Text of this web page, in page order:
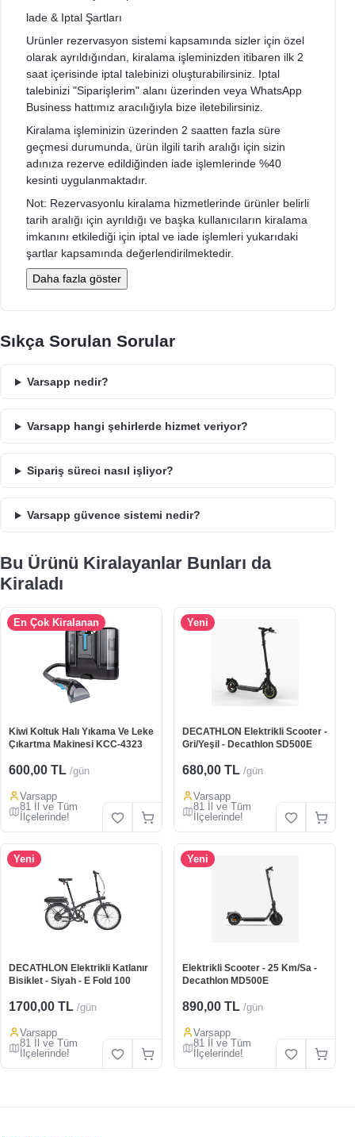
lade & Iptal Şartları
Urünler rezervasyon sistemi kapsamında sizler için özel
olarak ayrıldığından, kiralama işleminizden itibaren ilk 2
saat içerisinde iptal talebinizi oluşturabilirsiniz. Iptal
talebinizi "Siparişlerim" alanı üzerinden veya WhatsApp
Business hattımız aracılığıyla bize iletebilirsiniz.
Kiralama işleminizin üzerinden 2 saatten fazla süre
geçmesi durumunda, ürün ilgili tarih aralığı için sizin
adınıza rezerve edildiğinden iade işlemlerinde %40
kesinti uygulanmaktadır.
Not: Rezervasyonlu kiralama hizmetlerinde ürünler belirli
tarih aralığı için ayrıldığı ve başka kullanıcıların kiralama
imkanını etkilediği için iptal ve iade işlemleri yukarıdaki
şartlar kapsamında değerlendirilmektedir.
Daha fazla göster
Sıkça Sorulan Sorular
Varsapp nedir?
Varsapp hangi şehirlerde hizmet veriyor?
Sipariş süreci nasıl işliyor?
Varsapp güvence sistemi nedir?
Bu Ürünü Kiralayanlar Bunları da
Kiraladı
En Çok Kiralanan
Kiwi Koltuk Halı Yıkama Ve Leke
Çıkartma Makinesi KCC-4323
600,00 TL /gün
Varsapp
81 İl ve Tüm
İlçelerinde!
Yeni
DECATHLON Elektrikli Scooter -
Gri/Yeşil - Decathlon SD500E
680,00 TL /gün
Varsapp
81 İl ve Tüm
İlçelerinde!
Yeni
DECATHLON Elektrikli Katlanır
Bisiklet - Siyah - E Fold 100
1700,00 TL /gün
Varsapp
81 İl ve Tüm
İlçelerinde!
Yeni
Elektrikli Scooter - 25 Km/Sa -
Decathlon MD500E
890,00 TL /gün
Varsapp
81 İl ve Tüm
İlçelerinde!